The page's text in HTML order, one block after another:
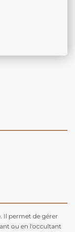
Il permet de gérer
ou en l'occultant